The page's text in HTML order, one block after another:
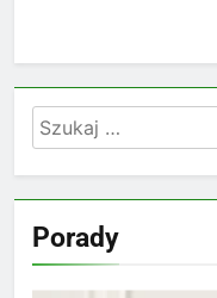
Szukaj:
Porady